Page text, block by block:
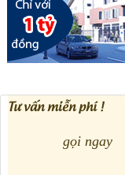
Tư vấn miễn phí !
gọi ngay